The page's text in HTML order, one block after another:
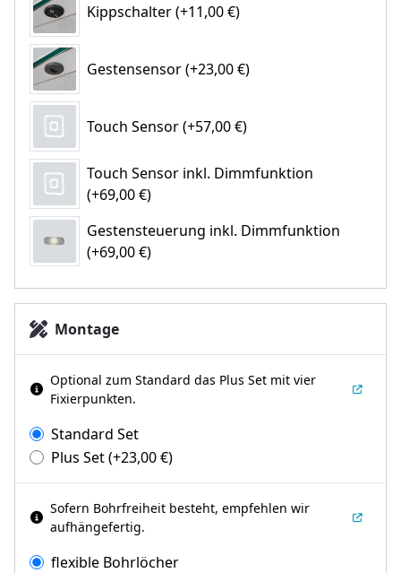
Kippschalter (+11,00 €)
Gestensensor (+23,00 €)
Touch Sensor (+57,00 €)
Touch Sensor inkl. Dimmfunktion
(+69,00 €)
Gestensteuerung inkl. Dimmfunktion
(+69,00 €)
Montage
Optional zum Standard das Plus Set mit vier
Fixierpunkten.
Standard Set
Plus Set(+23,00€)
Sofern Bohrfreiheit besteht, empfehlen wir
aufhängefertig.
flexible Bohrlöcher